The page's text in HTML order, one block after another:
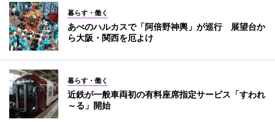
暮らす・働く
あべのハルカスで「阿倍野神輿」が巡行 展望台か
ら大阪・関西を厄よけ
暮らす・働く
近鉄が一般車両初の有料座席指定サービス「すわれ
～る」開始